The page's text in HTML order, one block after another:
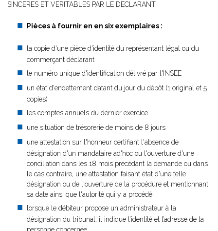
SINCERES ET VERITABLES PAR LE DECLARANT.
Pièces à fournir en en six exemplaires :
la copie d'une pièce d'identité du représentant légal ou du
commerçant déclarant
le numéro unique d'identification délivré par l'INSEE
un état d'endettement datant du jour du dépôt (1 original et 5
copies)
les comptes annuels du dernier exercice
une situation de trésorerie de moins de 8 jours
une attestation sur l'honneur certifiant l'absence de
désignation d'un mandataire ad'hoc ou l'ouverture d'une
conciliation dans les 18 mois précédant la demande ou dans
le cas contraire, une attestation faisant état d'une telle
désignation ou de l'ouverture de la procédure et mentionnant
sa date ainsi que l'autorité qui y a procédé.
lorsque le débiteur propose un administrateur à la
désignation du tribunal, il indique l’identité et l’adresse de la